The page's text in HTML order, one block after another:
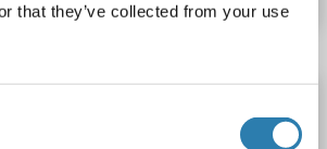
that they’ve collected from your use
Hôte: Lapin